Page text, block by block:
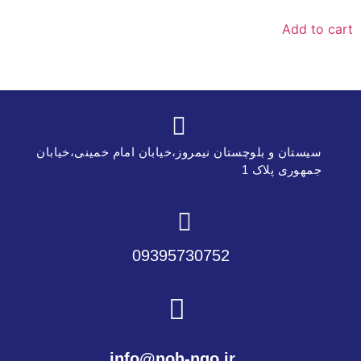
Add to cart
سیستان و بلوچستان نیمروز،خیابان امام خمینی،خیابان
جمهوری پلاک 1
09395730752